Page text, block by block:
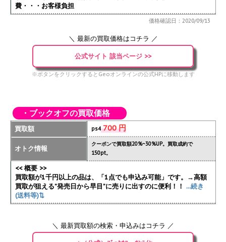
費・・・お客様負担
価格確認日：2020/09/13
＼ 最新の買取価格はコチラ ／
公式サイト 該当ページ >>
※ボタンをクリックするとGeoオンラインの公式HPに移動します
・ブックオフの買取価格
買取額 ps4700 円
オトク情報
クーポンで買取額20%~30%UP。買取成約で
150pt。
<< 概要 >>
買取額が1千円以上の品は、「1点でも申込み可能」です。→高額
買取が狙える”発売日から早目”に売りに出すのに便利！！ ...続き
(送料等)⇅
＼ 最新買取額の検索・申込みはコチラ ／